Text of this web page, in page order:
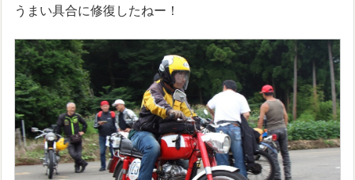
うまい具合に修復したねー！